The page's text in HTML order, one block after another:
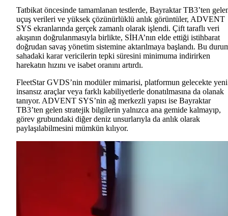
Tatbikat öncesinde tamamlanan testlerde, Bayraktar TB3’ten
uçuş verileri ve yüksek çözünürlüklü anlık görüntüler, ADVENT
SYS ekranlarında gerçek zamanlı olarak işlendi. Çift taraflı veri
akışının doğrulanmasıyla birlikte, SİHA’nın elde ettiği istihbarat
doğrudan savaş yönetim sistemine aktarılmaya başlandı. Bu
sahadaki karar vericilerin tepki süresini minimuma indirirken
harekatın hızını ve isabet oranını artırdı.
FleetStar GVDS’nin modüler mimarisi, platformun gelecekte yeni
insansız araçlar veya farklı kabiliyetlerle donatılmasına da olanak
tanıyor. ADVENT SYS’nin ağ merkezli yapısı ise Bayraktar
TB3’ten gelen stratejik bilgilerin yalnızca ana gemide kalmayıp,
görev grubundaki diğer deniz unsurlarıyla da anlık olarak
paylaşılabilmesini mümkün kılıyor.